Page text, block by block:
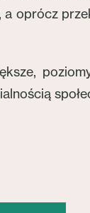
oprócz